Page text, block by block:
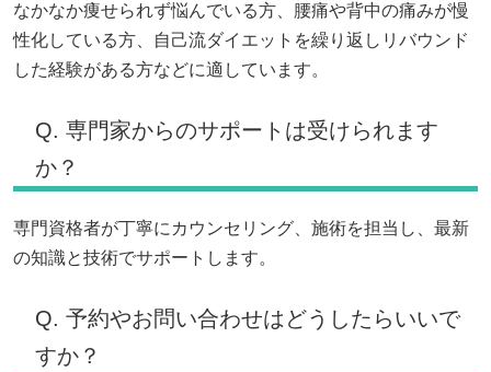
なかなか痩せられず悩んでいる方、腰痛や背中の痛みが慢
性化している方、自己流ダイエットを繰り返しリバウンド
した経験がある方などに適しています。
Q. 専門家からのサポートは受けられます
か？
専門資格者が丁寧にカウンセリング、施術を担当し、最新
の知識と技術でサポートします。
Q. 予約やお問い合わせはどうしたらいいで
すか？